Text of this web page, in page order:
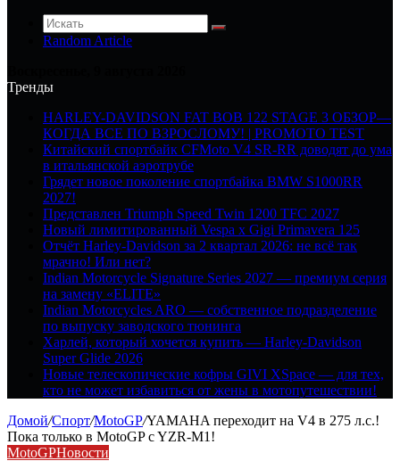
Random Article
Тренды
HARLEY-DAVIDSON FAT BOB 122 STAGE 3 ОБЗОР—
КОГДА ВСЕ ПО ВЗРОСЛОМУ! | PROMOTO TEST
Китайский спортбайк CFMoto V4 SR-RR доводят до ума
в итальянской аэротрубе
Грядет новое поколение спортбайка BMW S1000RR
2027!
Представлен Triumph Speed Twin 1200 TFC 2027
Новый лимитированный Vespa x Gigi Primavera 125
Отчёт Harley-Davidson за 2 квартал 2026: не всё так
мрачно! Или нет?
Indian Motorcycle Signature Series 2027 — премиум серия
на замену «ELITE»
Indian Motorcycles ARO — собственное подразделение
по выпуску заводского тюнинга
Харлей, который хочется купить — Harley-Davidson
Super Glide 2026
Новые телескопические кофры GIVI XSpace — для тех,
кто не может избавиться от жены в мотопутешествии!
Домой/Спорт/MotoGP/YAMAHA переходит на V4 в 275 л.с.!
Пока только в MotoGP c YZR-M1!
MotoGPНовости